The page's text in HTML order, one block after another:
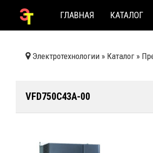
ГЛАВНАЯ КАТАЛОГ
Электротехнологии » Каталог »
VFD750C43A-00